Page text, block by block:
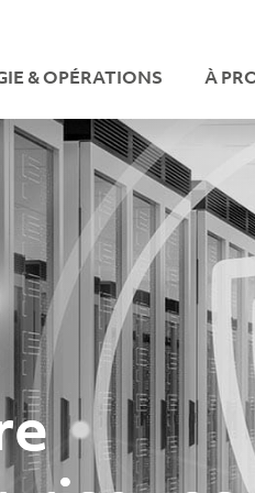
& OPÉRATIONS À